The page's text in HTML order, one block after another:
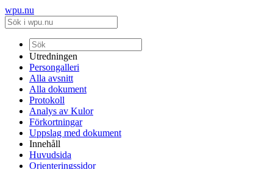
wpu.nu
Utredningen
Persongalleri
Alla avsnitt
Alla dokument
Protokoll
Analys av Kulor
Förkortningar
Uppslag med dokument
Innehåll
Huvudsida
Orienteringssidor